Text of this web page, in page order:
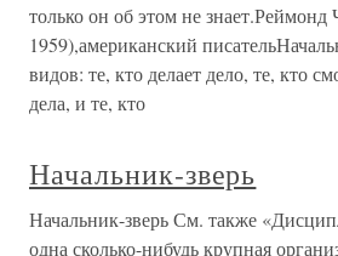
только он об этом не знает.Реймонд
1959),американский
видов: те, кто делает дело, те, кто
дела, и те, кто
Начальник-зверь
Начальник-зверь См. также
одна сколько-нибудь крупная